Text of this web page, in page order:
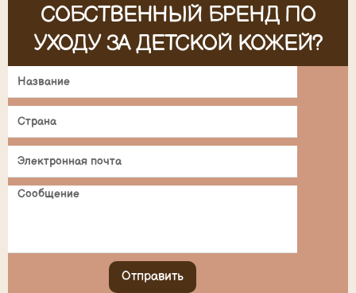
СОБСТВЕННЫЙ БРЕНД ПО
УХОДУ ЗА ДЕТСКОЙ КОЖЕЙ?
Отправить